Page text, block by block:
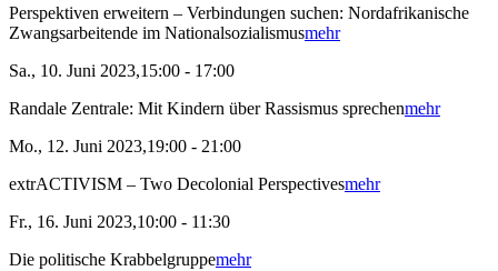
Perspektiven erweitern – Verbindungen suchen: Nordafrikanische
Zwangsarbeitende im Nationalsozialismusmehr
Sa., 10. Juni 2023,15:00 - 17:00
Randale Zentrale: Mit Kindern über Rassismus sprechenmehr
Mo., 12. Juni 2023,19:00 - 21:00
extrACTIVISM – Two Decolonial Perspectivesmehr
Fr., 16. Juni 2023,10:00 - 11:30
Die politische Krabbelgruppemehr